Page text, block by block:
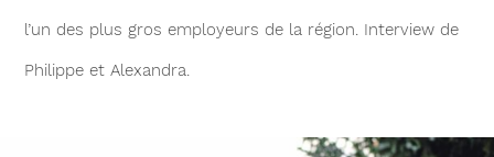
l’un des plus gros employeurs de la région. ­Interview de
Philippe et Alexandra.